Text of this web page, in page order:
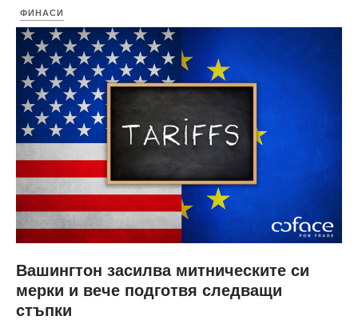
ФИНАСИ
Вашингтон засилва митническите си
мерки и вече подготвя следващи
стъпки